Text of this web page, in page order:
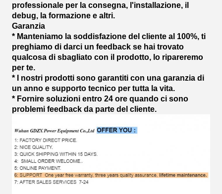
professionale per la consegna, l'installazione, il
debug, la formazione e altri.
Garanzia
* Manteniamo la soddisfazione del cliente al 100%, ti
preghiamo di darci un feedback se hai trovato
qualcosa di sbagliato con il prodotto, lo ripareremo
per te.
* I nostri prodotti sono garantiti con una garanzia di
un anno e supporto tecnico per tutta la vita.
* Fornire soluzioni entro 24 ore quando ci sono
problemi feedback da parte del cliente.